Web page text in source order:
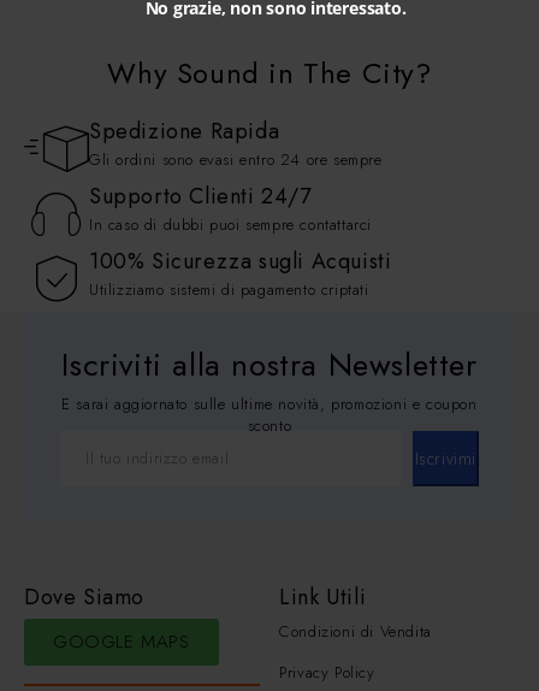
Why Sound in The City?
Spedizione Rapida
Gli ordini sono evasi entro 24 ore sempre
Supporto Clienti 24/7
In caso di dubbi puoi sempre contattarci
100% Sicurezza sugli Acquisti
Utilizziamo sistemi di pagamento criptati
Iscriviti alla nostra Newsletter
E sarai aggiornato sulle ultime novità, promozioni e coupon
sconto
Iscrivimi
Dove Siamo
GOOGLE MAPS
Link Utili
Condizioni di Vendita
Privacy Policy
No grazie, non sono interessato.